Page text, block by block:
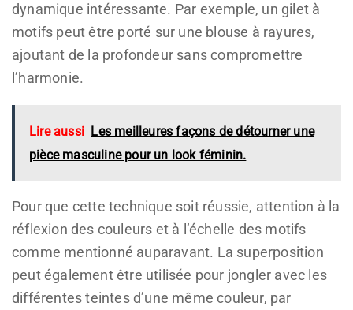
dynamique intéressante. Par exemple, un gilet à
motifs peut être porté sur une blouse à rayures,
ajoutant de la profondeur sans compromettre
l’harmonie.
Lire aussi Les meilleures façons de détourner une
pièce masculine pour un look féminin.
Pour que cette technique soit réussie, attention à la
réflexion des couleurs et à l’échelle des motifs
comme mentionné auparavant. La superposition
peut également être utilisée pour jongler avec les
différentes teintes d’une même couleur, par